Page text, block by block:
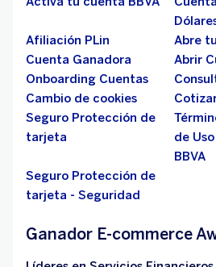
Afiliación PLin
Abre
Cuenta Ganadora
Abrir
Onboarding Cuentas
Cambio de cookies
Seguro Protección de
tarjeta
de
BBVA
Seguro Protección de
tarjeta - Seguridad
Ganador E-commerce